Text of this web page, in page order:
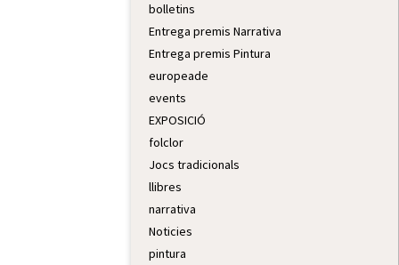
bolletins
Entrega premis Narrativa
Entrega premis Pintura
europeade
events
EXPOSICIÓ
folclor
Jocs tradicionals
llibres
narrativa
Noticies
pintura